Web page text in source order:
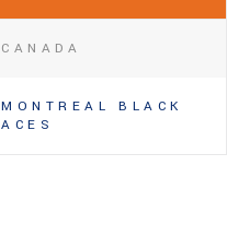
CANADA
MONTREAL BLACK
ACES